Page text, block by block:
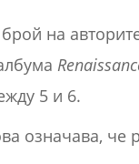
на
5 и 6.
означава, че